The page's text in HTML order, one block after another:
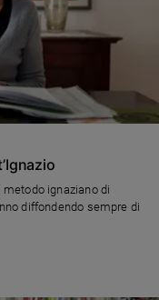
metodo ignaziano di
diffondendo sempre di